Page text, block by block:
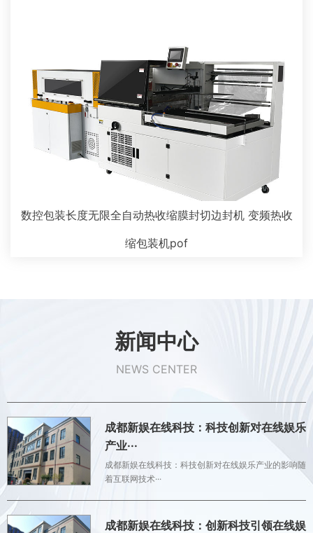
数控包装长度无限全自动热收缩膜封切边封机 变频热收
缩包装机pof
新闻中心
NEWS CENTER
成都新娱在线科技：科技创新对在线娱乐
产业···
成都新娱在线科技：科技创新对在线娱乐产业的影响随
着互联网技术···
成都新娱在线科技：创新科技引领在线娱